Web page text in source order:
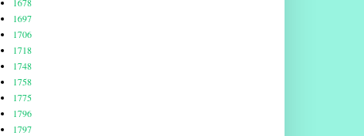
1697
1706
1718
1748
1758
1775
1796
1797